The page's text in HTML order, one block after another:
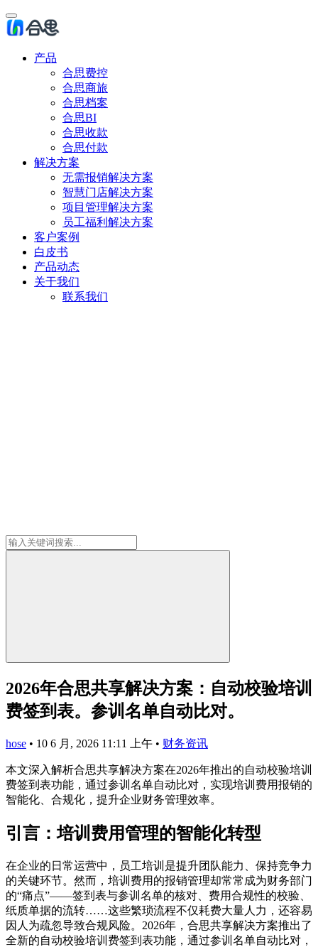
产品
合思费控
合思商旅
合思档案
合思BI
合思收款
合思付款
解决方案
无需报销解决方案
智慧门店解决方案
项目管理解决方案
员工福利解决方案
客户案例
白皮书
产品动态
关于我们
联系我们
2026年合思共享解决方案：自动校验培训
费签到表。参训名单自动比对。
hose • 10 6 月, 2026 11:11 上午 • 财务资讯
本文深入解析合思共享解决方案在2026年推出的自动校验培训
费签到表功能，通过参训名单自动比对，实现培训费用报销的
智能化、合规化，提升企业财务管理效率。
引言：培训费用管理的智能化转型
在企业的日常运营中，员工培训是提升团队能力、保持竞争力
的关键环节。然而，培训费用的报销管理却常常成为财务部门
的“痛点”——签到表与参训名单的核对、费用合规性的校验、
纸质单据的流转……这些繁琐流程不仅耗费大量人力，还容易
因人为疏忽导致合规风险。2026年，合思共享解决方案推出了
全新的自动校验培训费签到表功能，通过参训名单自动比对，